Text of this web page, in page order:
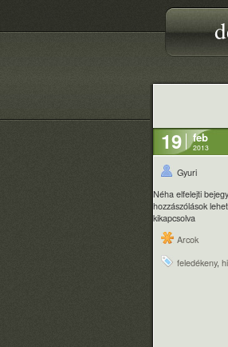
19 feb
2013
Gyuri
Néha elfelejti
hozzászólások
kikapcsolva
Arcok
feledékeny,